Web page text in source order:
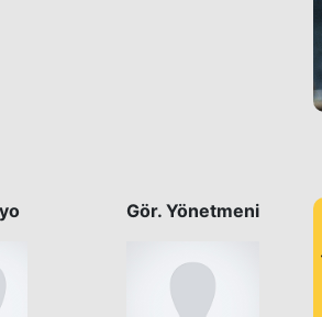
Gör. Yönetmeni